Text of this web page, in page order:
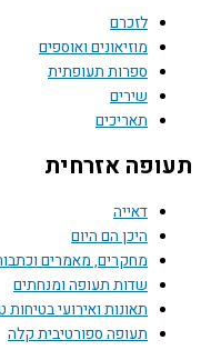
לזכרם
מוזיאונים ואוספים
ספרות תעופתית
שירים
תאריכים
אזרחית
דאייה
היכן הם היום
מחקרים, מאמרים וכתבות
שדות תעופה ומנחתים
תאונות ואירועי בטיחות טיסה
תעופה ספורטיבית קלה